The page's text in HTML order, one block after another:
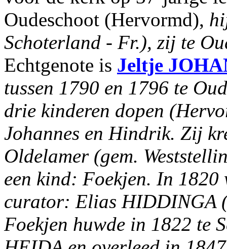
Oudeschoot (Hervormd),
Schoterland - Fr.), zij te
Echtgenote is Jeltje
tussen 1790 en 1796 te
drie kinderen dopen
Johannes en Hindrik. Zij
Oldelamer (gem.
een kind: Foekjen. In 1820
curator: Elias HIDDINGA
Foekjen huwde in 1822 te